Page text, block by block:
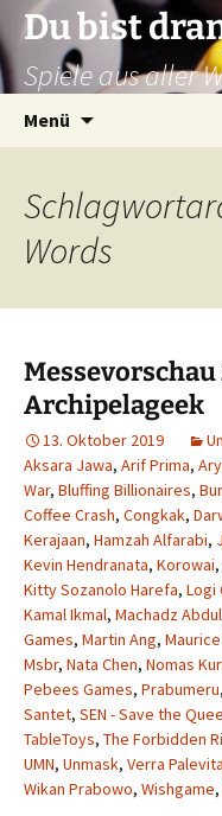
Zum
Inhalt
springen
Du bist
Spiele aus aller
Menü
Words
Messevorschau
Archipelageek
13. Oktober 2019
Aksara Jawa, Arif Prima,
War, Bluffing Billionaires,
Coffee Crash, Congkak,
Kerajaan, Hamzah Alfarabi,
Kevin Hendranata, Korowai,
Kitty Sozanolo Harefa, Logi
Kamal Ikmal, Machadz
Games, Martin Ang,
Msbr, Nata Chen, Nomas
Pebees Games, Prabumeru,
Santet, SEN - Save the
TableToys, The Forbidden
UMN, Unmask, Verra Palevita
Wikan Prabowo, Wishgame,